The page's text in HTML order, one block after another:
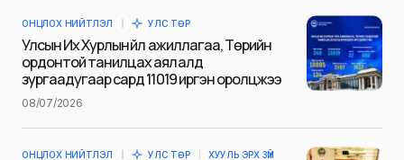
Таны имэйл хаягийг нийтлэхгүй.
Шаардлагатай талбаруудыг *гэж
тэмдэглэсэн
ОНЦЛОХ НИЙТЛЭЛ УЛС ТӨР
Улсын Их Хурлын үйл ажиллагаа, Төрийн
ордонтой танилцах аялалд
зургаадугаар сард 11019 иргэн оролцжээ
08/07/2026
ОНЦЛОХ НИЙТЛЭЛ УЛС ТӨР ХУУЛЬ ЭРХ ЗҮЙ